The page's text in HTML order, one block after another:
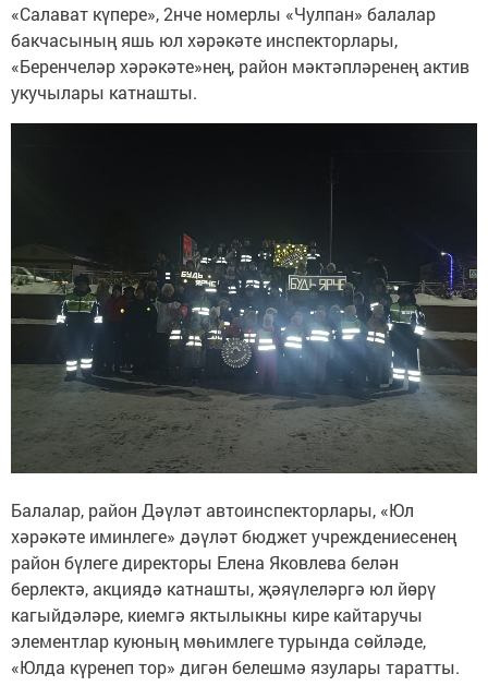
«Салават күпере», 2нче номерлы «Чулпан» балалар
бакчасының яшь юл хәрәкәте инспекторлары,
«Беренчеләр хәрәкәте»нең, район мәктәпләренең актив
укучылары катнашты.
Балалар, район Дәүләт автоинспекторлары, «Юл
хәрәкәте иминлеге» дәүләт бюджет учреждениесенең
район бүлеге директоры Елена Яковлева белән
берлектә, акциядә катнашты, җәяүлеләргә юл йөрү
кагыйдәләре, киемгә яктылыкны кире кайтаручы
элементлар куюның мөһимлеге турында сөйләде,
«Юлда күренеп тор» дигән белешмә язулары таратты.